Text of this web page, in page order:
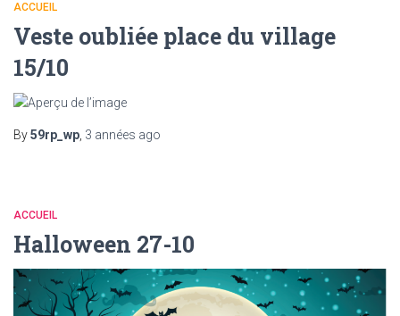
ACCUEIL
Veste oubliée place du village
15/10
By59rp_wp, 3 années ago
ACCUEIL
Halloween 27-10